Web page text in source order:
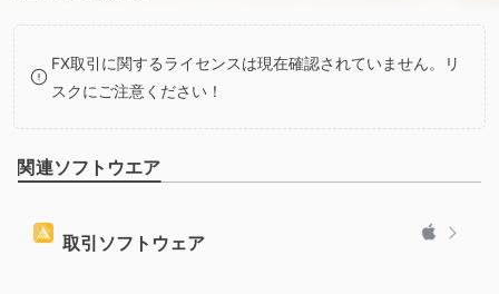
6
7
8
8
9
9
FX取引に関するライセンスは現在確認されていません。リ
スクにご注意ください！
関連ソフトウエア
取引ソフトウェア